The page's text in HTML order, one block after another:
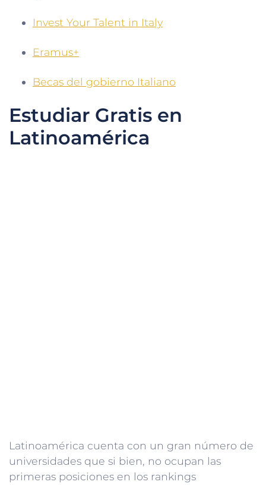
Invest Your Talent in Italy
Eramus+
Becas del gobierno Italiano
Estudiar Gratis en
Latinoamérica
Latinoamérica cuenta con un gran número de
universidades que si bien, no ocupan las
primeras posiciones en los rankings